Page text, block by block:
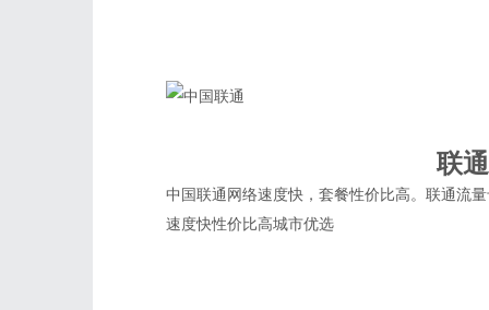
联
中国联通网络速度快，套餐性价比高。联通流
速度快性价比高城市优选